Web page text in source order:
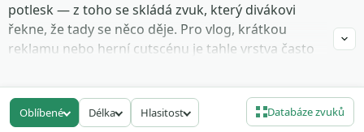
potlesk — z toho se skládá zvuk, který divákovi
řekne, že tady se něco děje. Pro vlog, krátkou
reklamu nebo herní cutscénu je tahle vrstva často
voiceoverem, kde potřebuješ pocit přítomnosti lidí.
Materiál zachycuje davovou dynamiku v různých
Oblíbené Délka Hlasitost Databáze zvuků